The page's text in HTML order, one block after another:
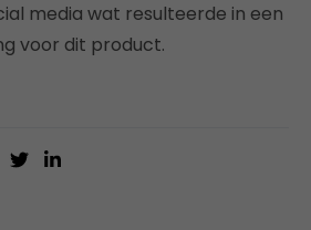
media wat resulteerde in een
voor dit product.